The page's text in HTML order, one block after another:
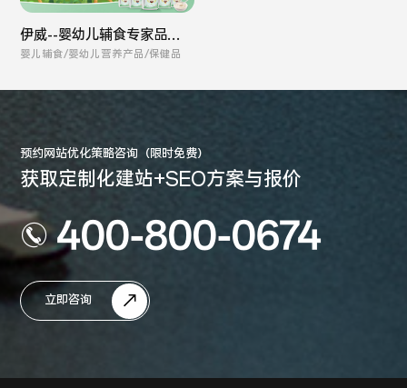
伊威--婴幼儿辅食专家品牌
全案
婴儿辅食/婴幼儿营养产品/保健品
预约网站优化策略咨询（限时免费）
获取定制化建站+SEO方案与报价
400-800-0674
立即咨询